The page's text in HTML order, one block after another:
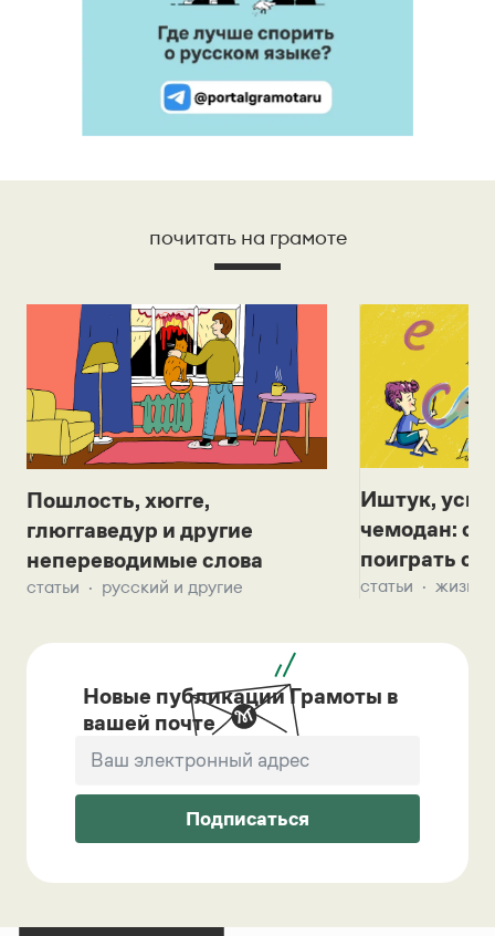
почитать на грамоте
Пошлость, хюгге,
глюггаведур и другие
непереводимые слова
статьи русский и другие
Иштук,
чемодан:
поиграть с
статьи жизнь
Новые публикации Грамоты в
вашей почте
Подписаться